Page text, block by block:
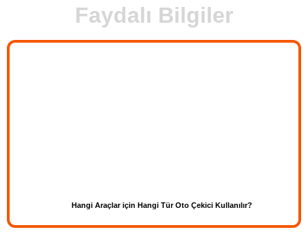
Faydalı Bilgiler
Hangi Araçlar için Hangi Tür Oto Çekici Kullanılır?